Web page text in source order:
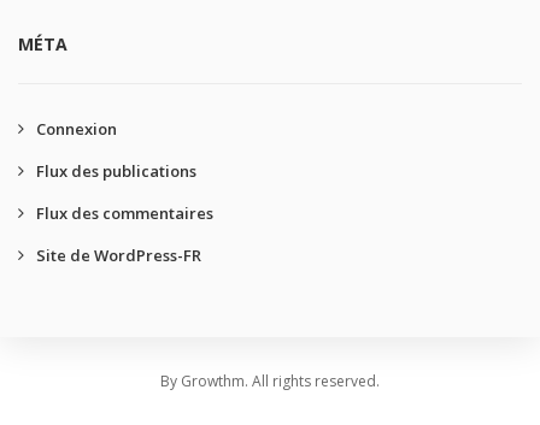
MÉTA
Connexion
Flux des publications
Flux des commentaires
Site de WordPress-FR
By Growthm. All rights reserved.